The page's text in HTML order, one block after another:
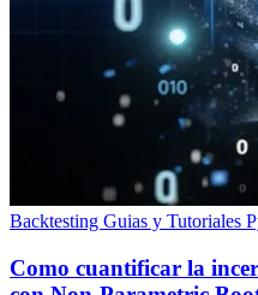
Backtesting Guias y Tutoriales
Como cuantificar la